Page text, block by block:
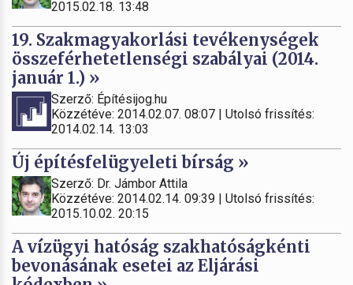
2015.02.18. 13:48
19. Szakmagyakorlási tevékenységek
összeférhetetlenségi szabályai (2014.
január 1.) »
Szerző: Építésijog.hu
Közzétéve: 2014.02.07. 08:07 | Utolsó frissítés:
2014.02.14. 13:03
Új építésfelügyeleti bírság »
Szerző: Dr. Jámbor Attila
Közzétéve: 2014.02.14. 09:39 | Utolsó frissítés:
2015.10.02. 20:15
A vízügyi hatóság szakhatóságkénti
bevonásának esetei az Eljárási